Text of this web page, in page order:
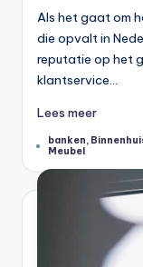
Als het gaat om
die opvalt in
reputatie op het
klantservice…
Lees meer
Tags:banken
Meubel